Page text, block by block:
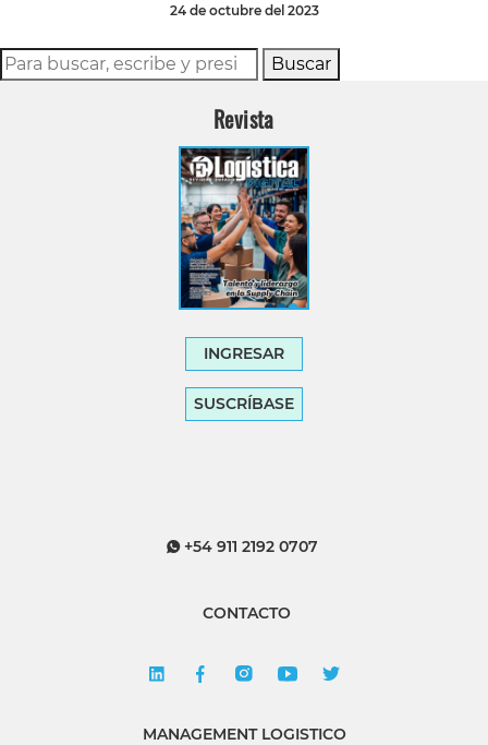
24 de octubre del 2023
Buscar
Revista
INGRESAR
SUSCRÍBASE
+54 911 2192 0707
CONTACTO
MANAGEMENT LOGISTICO